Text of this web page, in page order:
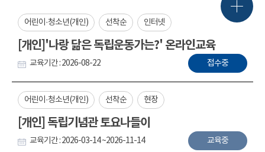
어린이·청소년(개인) 선착순 인터넷
[개인]'나랑 닮은 독립운동가는?' 온라인교육
교육기간 : 2026-08-22 접수중
어린이·청소년(개인) 선착순 현장
[개인] 독립기념관 토요나들이
교육기간 : 2026-03-14 ~2026-11-14 교육중